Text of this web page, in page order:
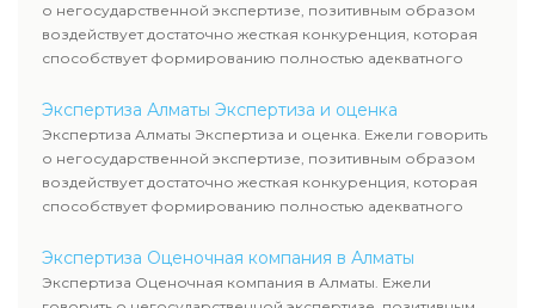
о негосударственной экспертизе, позитивным образом
воздействует достаточно жесткая конкуренция, которая
способствует формированию полностью адекватного
Экспертиза Алматы Экспертиза и оценка
Экспертиза Алматы Экспертиза и оценка. Ежели говорить
о негосударственной экспертизе, позитивным образом
воздействует достаточно жесткая конкуренция, которая
способствует формированию полностью адекватного
Экспертиза Оценочная компания в Алматы
Экспертиза Оценочная компания в Алматы. Ежели